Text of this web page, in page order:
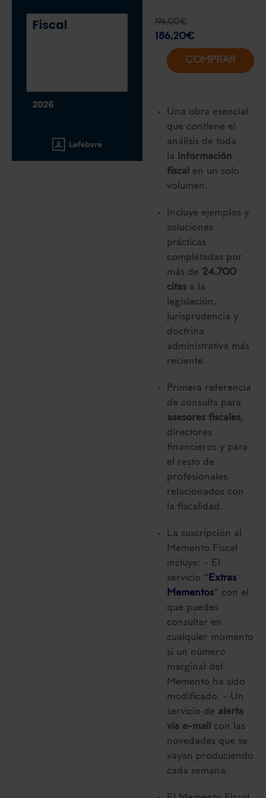
196,00€
186,20€
COMPRAR
Una obra esencial
que contiene el
análisis de toda
la información
fiscal en un solo
volumen.
Incluye ejemplos y
soluciones
prácticas
completadas por
más de 24.700
citas a la
legislación,
jurisprudencia y
doctrina
administrativa más
reciente.
Primera referencia
de consulta para
asesores fiscales,
directores
financieros y para
el resto de
profesionales
relacionados con
la fiscalidad.
La suscripción al
Memento Fiscal
incluye: - El
servicio “Extras
Mementos” con el
que puedes
consultar en
cualquier momento
si un número
marginal del
Memento ha sido
modificado. - Un
servicio de alerta
vía e-mail con las
novedades que se
vayan produciendo
cada semana.